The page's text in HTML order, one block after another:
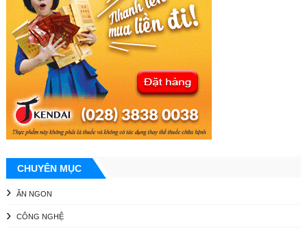
CHUYÊN MỤC
ĂN NGON
CÔNG NGHỆ